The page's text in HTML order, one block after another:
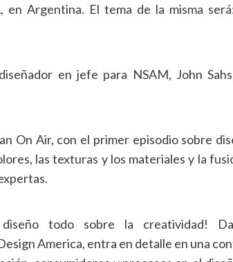
en Argentina. El tema de la misma
en jefe para NSAM, John
On Air, con el primer episodio sobre
las texturas y los materiales y la
todo sobre la creatividad!
America, entra en detalle en una